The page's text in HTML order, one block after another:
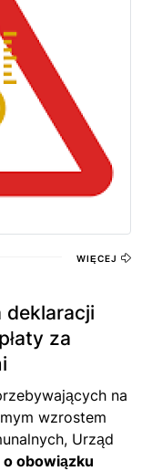
WIĘCEJ
deklaracji
za
na
wzrostem
Urząd
o obowiązku